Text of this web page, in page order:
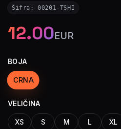
Šifra:00201-TSHI
12.00EUR
BOJA
CRNA
VELIČINA
XS S M L XL